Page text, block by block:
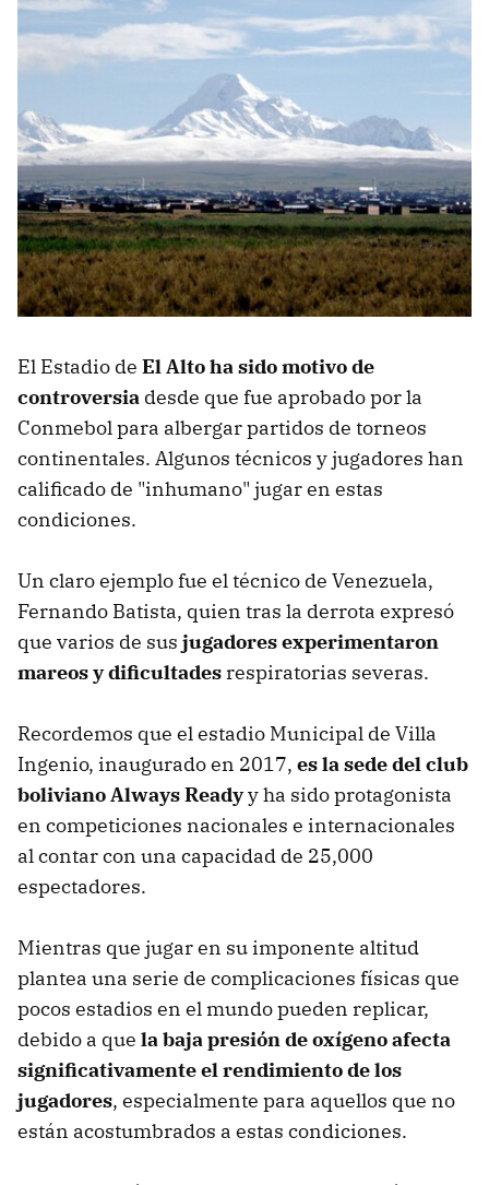
El Estadio de El Alto ha sido motivo de
controversia desde que fue aprobado por la
Conmebol para albergar partidos de torneos
continentales. Algunos técnicos y jugadores han
calificado de "inhumano" jugar en estas
condiciones.
Un claro ejemplo fue el técnico de Venezuela,
Fernando Batista, quien tras la derrota expresó
que varios de sus jugadores experimentaron
mareos y dificultades respiratorias severas.
Recordemos que el estadio Municipal de Villa
Ingenio, inaugurado en 2017, es la sede del club
boliviano Always Readyy ha sido protagonista
en competiciones nacionales e internacionales
al contar con una capacidad de 25,000
espectadores.
Mientras que jugar en su imponente altitud
plantea una serie de complicaciones físicas que
pocos estadios en el mundo pueden replicar,
debido a que la baja presión de oxígeno afecta
significativamente el rendimiento de los
jugadores, especialmente para aquellos que no
están acostumbrados a estas condiciones.